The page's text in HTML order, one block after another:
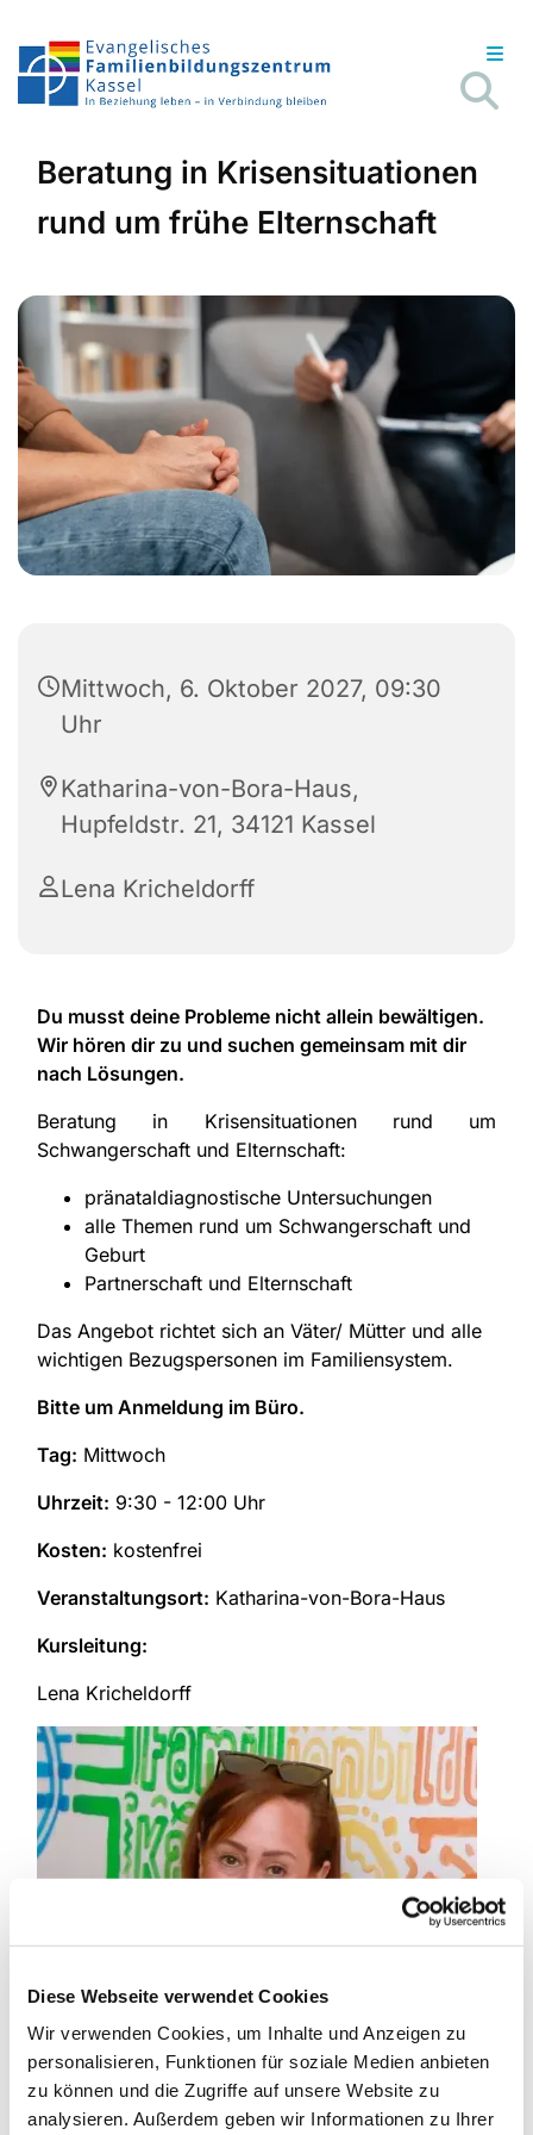
Diese Webseite verwendet Cookies
Wir verwenden Cookies, um Inhalte und Anzeigen zu
personalisieren, Funktionen für soziale Medien anbieten
zu können und die Zugriffe auf unsere Website zu
analysieren. Außerdem geben wir Informationen zu Ihrer
Beratung in Krisensituationen
rund um frühe Elternschaft
Mittwoch, 6. Oktober 2027, 09:30
Uhr
Katharina-von-Bora-Haus,
Hupfeldstr. 21, 34121 Kassel
Lena Kricheldorff
Du musst deine Probleme nicht allein bewältigen.
Wir hören dir zu und suchen gemeinsam mit dir
nach Lösungen.
Beratung in Krisensituationen rund um
Schwangerschaft und Elternschaft:
pränataldiagnostische Untersuchungen
alle Themen rund um Schwangerschaft und
Geburt
Partnerschaft und Elternschaft
Das Angebot richtet sich an Väter/ Mütter und alle
wichtigen Bezugspersonen im Familiensystem.
Bitte um Anmeldung im Büro.
Tag: Mittwoch
Uhrzeit: 9:30 - 12:00 Uhr
Kosten: kostenfrei
Veranstaltungsort: Katharina-von-Bora-Haus
Kursleitung:
Lena Kricheldorff